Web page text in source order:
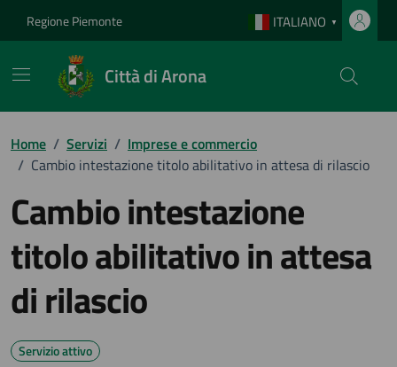
Regione Piemonte ITALIANO ▼
Città di Arona
Home / Servizi / Imprese e commercio
/ Cambio intestazione titolo abilitativo in attesa di rilascio
Cambio intestazione
titolo abilitativo in attesa
di rilascio
Servizio attivo